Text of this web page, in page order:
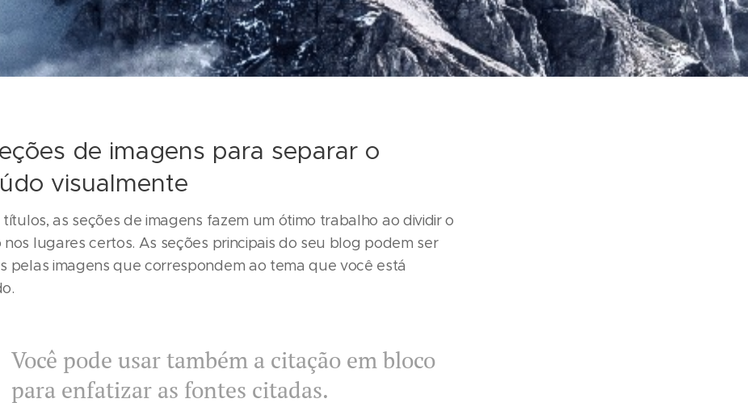
de imagens para separar o
visualmente
as seções de imagens fazem um ótimo trabalho ao dividir o
lugares certos. As seções principais do seu blog podem ser
pelas imagens que correspondem ao tema que você está
Você pode usar também a citação em bloco
para enfatizar as fontes citadas.